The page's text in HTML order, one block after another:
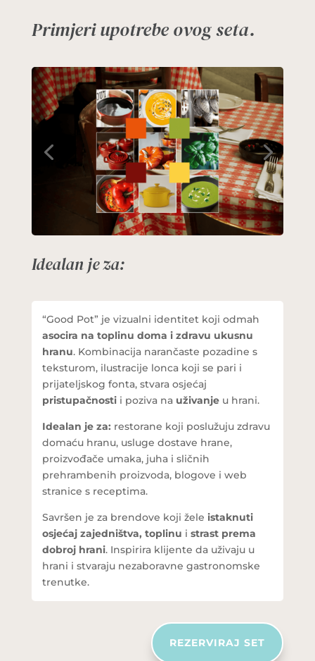
Primjeri upotrebe ovog seta.
Idealan je za:
“Good Pot” je vizualni identitet koji odmah
asocira na toplinu doma i zdravu ukusnu
hranu. Kombinacija narančaste pozadine s
teksturom, ilustracije lonca koji se pari i
prijateljskog fonta, stvara osjećaj
pristupačnostii poziva na uživanjeu hrani.
Idealan je za: restorane koji poslužuju zdravu
domaću hranu, usluge dostave hrane,
proizvođače umaka, juha i sličnih
prehrambenih proizvoda, blogove i web
stranice s receptima.
Savršen je za brendove koji žele istaknuti
osjećaj zajedništva, toplinu i strast prema
dobroj hrani. Inspirira klijente da uživaju u
hrani i stvaraju nezaboravne gastronomske
trenutke.
REZERVIRAJ SET